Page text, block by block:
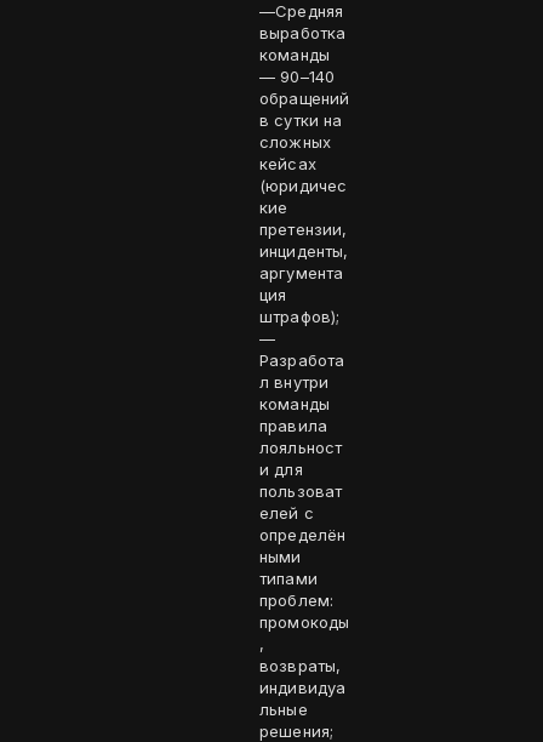
—Средняя
выработка
команды
— 90–140
обращений
в сутки на
сложных
кейсах
(юридичес
кие
претензии,
инциденты,
аргумента
ция
штрафов);
—
Разработа
л внутри
команды
правила
лояльност
и для
пользоват
елей с
определён
ными
типами
проблем:
промокоды
,
возвраты,
индивидуа
льные
решения;